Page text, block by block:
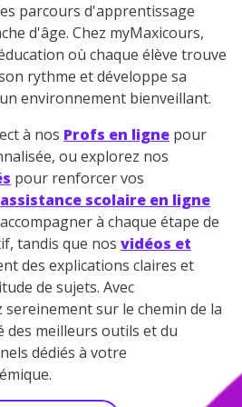
parcours d'apprentissage
d'âge. Chez myMaxicours,
où chaque élève trouve
rythme et développe sa
environnement bienveillant.
à nos Profs en ligne pour
ou explorez nos
pour renforcer vos
assistance scolaire en ligne
à chaque étape de
tandis que nos vidéos et
des explications claires et
de sujets. Avec
sereinement sur le chemin de la
des meilleurs outils et du
dédiés à votre